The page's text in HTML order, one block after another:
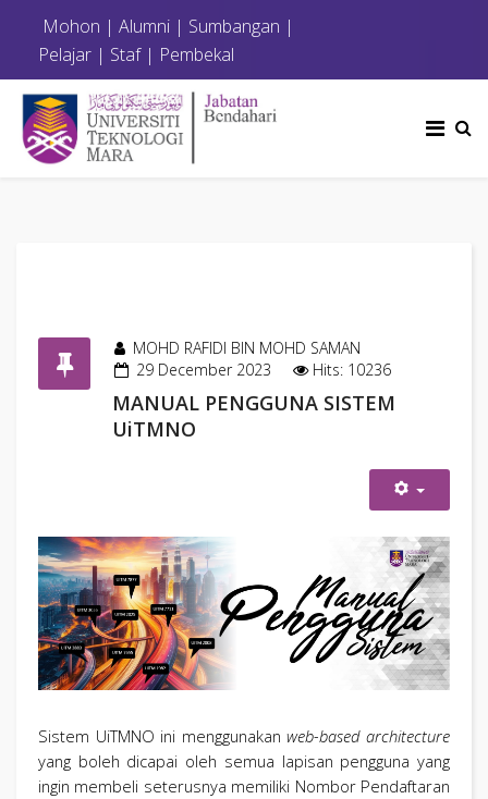
Mohon | Alumni | Sumbangan |
Pelajar | Staf| Pembekal
MOHD RAFIDI BIN MOHD SAMAN
29 December 2023
Hits: 10236
MANUAL PENGGUNA SISTEM
UiTMNO
Sistem UiTMNO ini menggunakanweb-based architecture
yang boleh dicapai oleh semua lapisan pengguna yang
ingin membeli seterusnya memiliki Nombor Pendaftaran